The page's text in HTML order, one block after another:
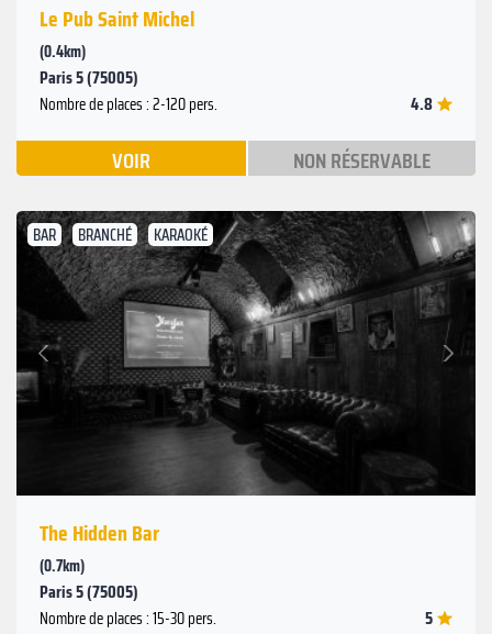
Le Pub Saint Michel
(0.4km)
Paris 5 (75005)
Nombre de places : 2-120 pers. 4.8
VOIR NON RÉSERVABLE
BAR BRANCHÉ KARAOKÉ
Précédent
Suivant
The Hidden Bar
(0.7km)
Paris 5 (75005)
Nombre de places : 15-30 pers. 5